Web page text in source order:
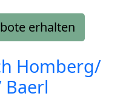
erhalten
Homberg/